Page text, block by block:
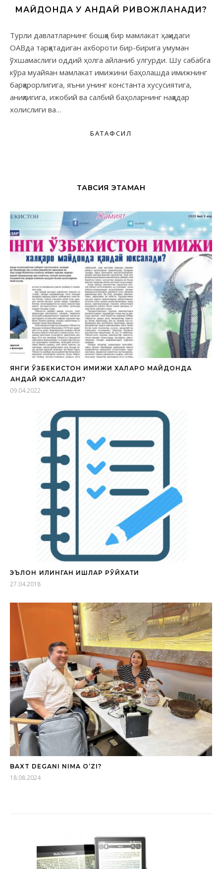
МАЙДОНДА У ҚАНДАЙ РИВОЖЛАНАДИ?
Турли давлатларнинг бошқа бир мамлакат ҳақидаги
ОАВда тарқатадиган ахбороти бир-бирига умуман
ўхшамаслиги оддий ҳолга айланиб улгурди. Шу сабабга
кўра муайяан мамлакат имижини баҳолашда имижнинг
барқарорлигига, яъни унинг константа хусусиятига,
аниқлигига, ижобий ва салбий баҳоларнинг нақадар
холислиги ва…
БАТАФСИЛ
ТАВСИЯ ЭТАМАН
ЯНГИ ЎЗБЕКИСТОН ИМИЖИ ХАЛҚАРО МАЙДОНДА
ҚАНДАЙ ЮКСАЛАДИ?
09.04.2022
ЭЪЛОН ҚИЛИНГАН ИШЛАР РЎЙХАТИ
27.04.2018
BAXT DEGANI NIMA O’ZI?
18.08.2024